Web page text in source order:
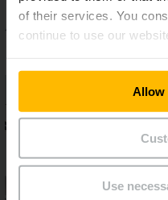
of their services. You
continue to use our
Allow
Use